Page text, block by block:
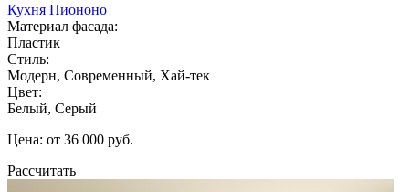
Кухня Пиононо
Материал фасада:
Пластик
Стиль:
Модерн, Современный, Хай-тек
Цвет:
Белый, Серый
Цена: от 36 000 руб.
Рассчитать